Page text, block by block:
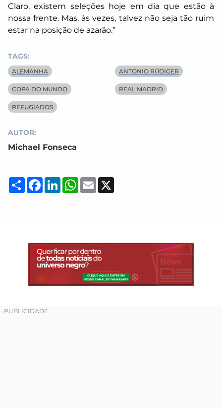
Claro, existem seleções hoje em dia que estão à
nossa frente. Mas, às vezes, talvez não seja tão ruim
estar na posição de azarão.”
TAGS:
ALEMANHA ANTONIO RÜDIGER
COPA DO MUNDO REAL MADRID
REFUGIADOS
AUTOR:
Michael Fonseca
Compartilhar
Facebook
LinkedInWhatsApp
Email